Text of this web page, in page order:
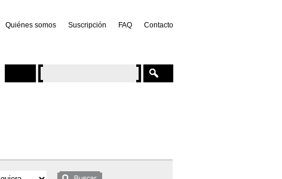
Quiénes somos Suscripción FAQ Contacto